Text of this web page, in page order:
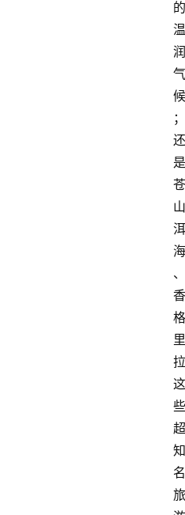
的
温
润
气
候
；
还
是
苍
山
洱
海
、
香
格
里
拉
这
些
超
知
名
旅